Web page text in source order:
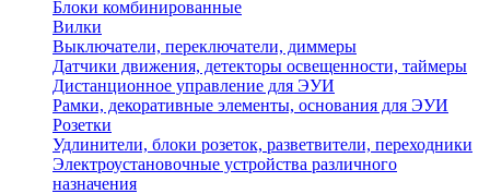
Блоки комбинированные
Вилки
Выключатели, переключатели, диммеры
Датчики движения, детекторы освещенности, таймеры
Дистанционное управление для ЭУИ
Рамки, декоративные элементы, основания для ЭУИ
Розетки
Удлинители, блоки розеток, разветвители, переходники
Электроустановочные устройства различного
назначения